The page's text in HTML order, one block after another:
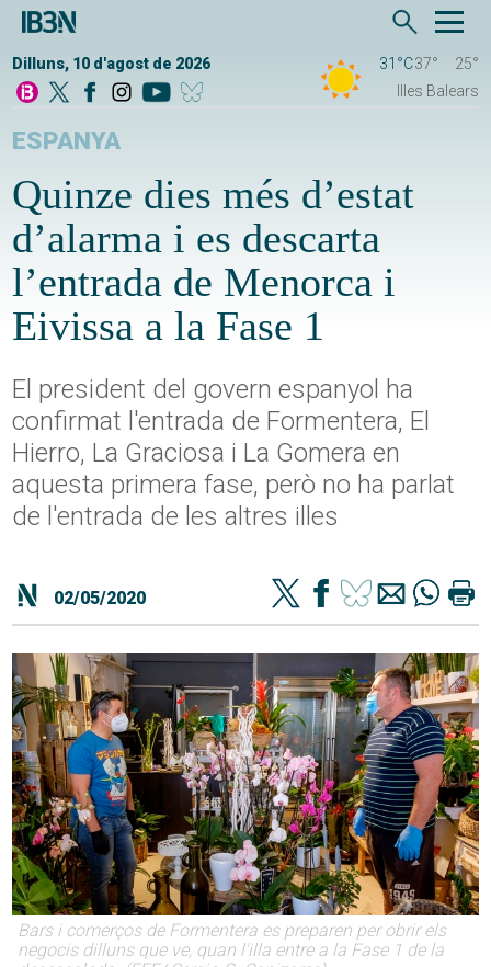
Dilluns, 10 d'agost de 2026 31°C37°
25°
Illes Balears
ESPANYA
Quinze dies més d’estat
d’alarma i es descarta
l’entrada de Menorca i
Eivissa a la Fase 1
El president del govern espanyol ha
confirmat l'entrada de Formentera, El
Hierro, La Graciosa i La Gomera en
aquesta primera fase, però no ha parlat
de l'entrada de les altres illes
02/05/2020
Bars i comerços de Formentera es preparen per obrir els
negocis dilluns que ve, quan l'illa entre a la Fase 1 de la